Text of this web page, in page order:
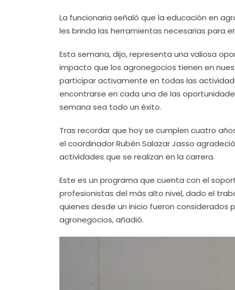
La funcionaria señaló que la educación en
les brinda las herramientas necesarias para
Esta semana, dijo, representa una valiosa
impacto que los agronegocios tienen en
participar activamente en todas las
encontrarse en cada una de las
semana sea todo un éxito.
Tras recordar que hoy se cumplen cuatro
el coordinador Rubén Salazar Jasso
actividades que se realizan en la carrera.
Este es un programa que cuenta con el
profesionistas del más alto nivel, dado el
quienes desde un inicio fueron considerados
agronegocios, añadió.